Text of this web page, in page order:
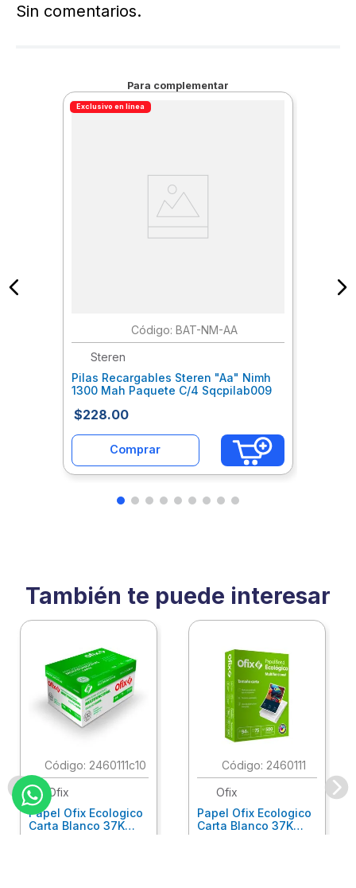
Sin comentarios.
Para complementar
Exclusivo en línea
: BAT-NM-AA
Steren
Pilas Recargables Steren "Aa" Nimh
1300 Mah Paquete C/4 Sqcpilab009
$228.00
Comprar
También te puede interesar
: 2460111c10
Ofix
Papel Ofix Ecologico
Carta Blanco 37K
: 2460111
Ofix
Papel Ofix Ecologico
Carta Blanco 37K